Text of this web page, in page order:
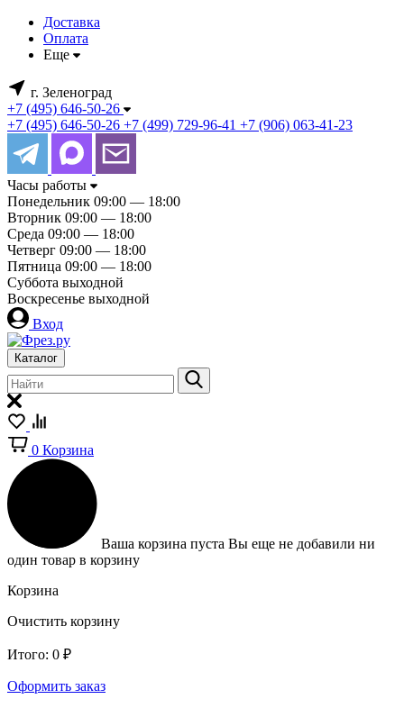
Доставка
Оплата
Еще
г. Зеленоград
+7 (495) 646-50-26
+7 (495) 646-50-26 +7 (499) 729-96-41 +7 (906) 063-41-23
Часы работы
Понедельник 09:00 — 18:00
Вторник 09:00 — 18:00
Среда 09:00 — 18:00
Четверг 09:00 — 18:00
Пятница 09:00 — 18:00
Суббота выходной
Воскресенье выходной
Вход
Каталог
0 Корзина
Ваша корзина пуста Вы еще не добавили ни
один товар в корзину
Корзина
Очистить корзину
Итого: 0 ₽
Оформить заказ